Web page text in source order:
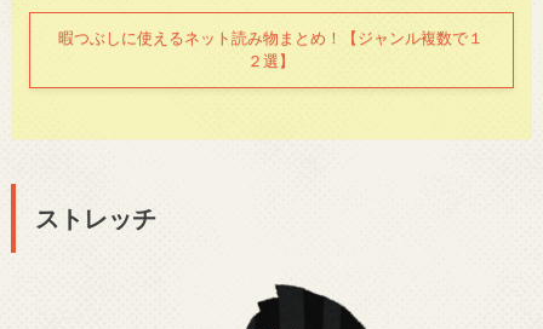
暇つぶしに使えるネット読み物まとめ！【ジャンル複数で１
２選】
ストレッチ